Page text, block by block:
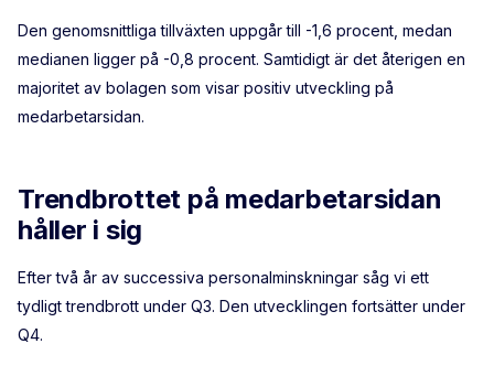
Den genomsnittliga tillväxten uppgår till -1,6 procent, medan
medianen ligger på -0,8 procent. Samtidigt är det återigen en
majoritet av bolagen som visar positiv utveckling på
medarbetarsidan.
Trendbrottet på medarbetarsidan
håller i sig
Efter två år av successiva personalminskningar såg vi ett
tydligt trendbrott under Q3. Den utvecklingen fortsätter under
Q4.